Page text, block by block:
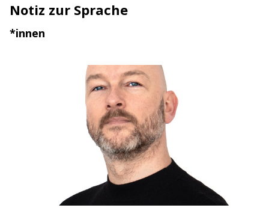
Notiz zur Sprache
*innen